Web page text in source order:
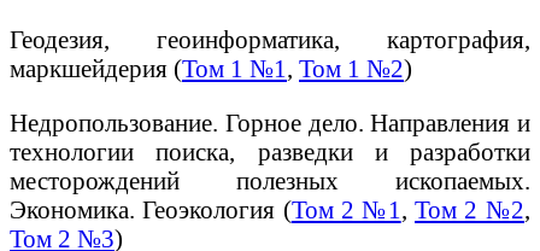
Геодезия, геоинформатика, картография,
маркшейдерия (Том 1 №1 , Том 1 №2)
Недропользование. Горное дело. Направления и
технологии поиска, разведки и разработки
месторождений полезных ископаемых.
Экономика. Геоэкология (Том 2 №1 ,Том 2 №2,
Том 2 №3)